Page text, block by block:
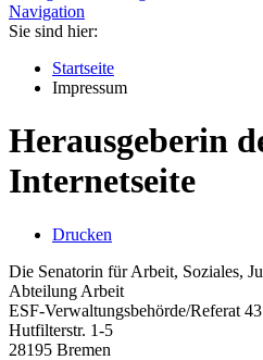
Navigation
Sie sind hier:
Startseite
Impressum
Herausgeberin
Internetseite
Drucken
Die Senatorin für Arbeit, Soziales,
Abteilung Arbeit
ESF-Verwaltungsbehörde/Referat 43
Hutfilterstr. 1-5
28195 Bremen